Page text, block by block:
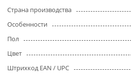
Страна производства
Особенности
Пол
Цвет
Штрихкод EAN / UPC